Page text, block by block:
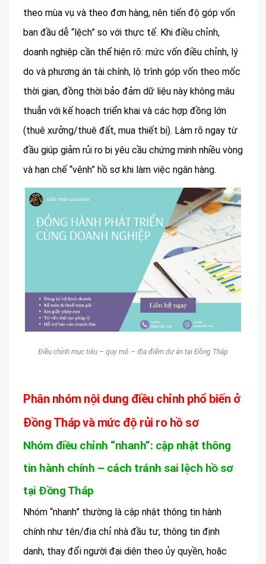
theo mùa vụ và theo đơn hàng, nên tiến độ góp vốn
ban đầu dễ “lệch” so với thực tế. Khi điều chỉnh,
doanh nghiệp cần thể hiện rõ: mức vốn điều chỉnh, lý
do và phương án tài chính, lộ trình góp vốn theo mốc
thời gian, đồng thời bảo đảm dữ liệu này không mâu
thuẫn với kế hoạch triển khai và các hợp đồng lớn
(thuê xưởng/thuê đất, mua thiết bị). Làm rõ ngay từ
đầu giúp giảm rủi ro bị yêu cầu chứng minh nhiều vòng
và hạn chế “vênh” hồ sơ khi làm việc ngân hàng.
Điều chỉnh mục tiêu – quy mô – địa điểm dự án tại Đồng Tháp
Phân nhóm nội dung điều chỉnh phổ biến ở
Đồng Tháp và mức độ rủi ro hồ sơ
Nhóm điều chỉnh “nhanh”: cập nhật thông
tin hành chính – cách tránh sai lệch hồ sơ
tại Đồng Tháp
Nhóm “nhanh” thường là cập nhật thông tin hành
chính như tên/địa chỉ nhà đầu tư, thông tin định
danh, thay đổi người đại diện theo ủy quyền, hoặc